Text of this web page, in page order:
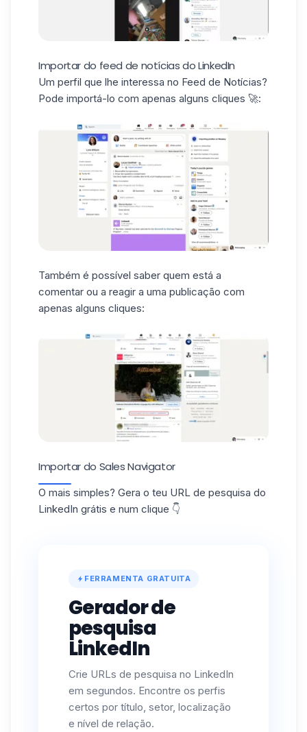
Importar do feed de notícias do LinkedIn
Um perfil que lhe interessa no Feed de Notícias?
Pode importá-lo com apenas alguns cliques 🚀:
Também é possível saber quem está a
comentar ou a reagir a uma publicação com
apenas alguns cliques:
Importar do Sales Navigator
O mais simples? Gera o teu URL de pesquisa do
LinkedIn grátis e num clique 👇
FERRAMENTA GRATUITA
Gerador de
pesquisa
LinkedIn
Crie URLs de pesquisa no LinkedIn
em segundos. Encontre os perfis
certos por título, setor, localização
e nível de relação.